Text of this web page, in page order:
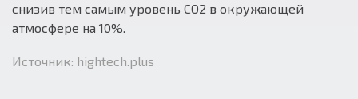
снизив тем самым уровень СО2 в окружающей
атмосфере на 10%.
Источник: hightech.plus